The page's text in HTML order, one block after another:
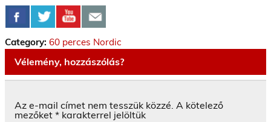
Category: 60 perces Nordic
Vélemény, hozzászólás?
Az e-mail címet nem tesszük közzé. A kötelező
mezőket * karakterrel jelöltük